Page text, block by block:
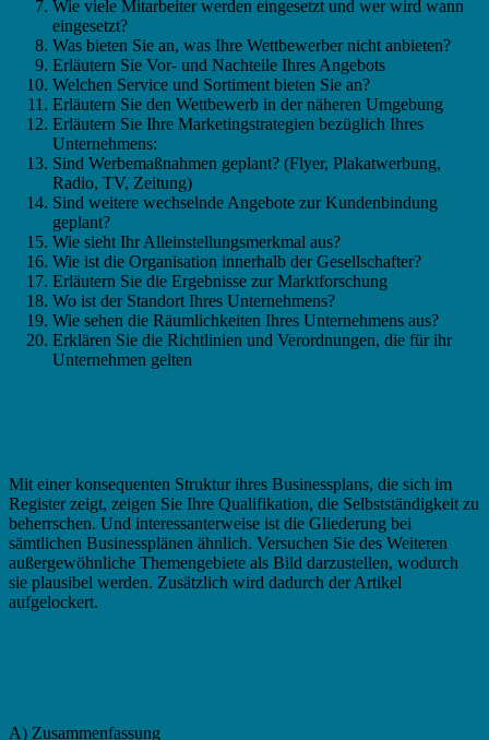
Wie viele Mitarbeiter werden eingesetzt und wer wird wann
eingesetzt?
Was bieten Sie an, was Ihre Wettbewerber nicht anbieten?
Erläutern Sie Vor- und Nachteile Ihres Angebots
Welchen Service und Sortiment bieten Sie an?
Erläutern Sie den Wettbewerb in der näheren Umgebung
Erläutern Sie Ihre Marketingstrategien bezüglich Ihres
Unternehmens:
Sind Werbemaßnahmen geplant? (Flyer, Plakatwerbung,
Radio, TV, Zeitung)
Sind weitere wechselnde Angebote zur Kundenbindung
geplant?
Wie sieht Ihr Alleinstellungsmerkmal aus?
Wie ist die Organisation innerhalb der Gesellschafter?
Erläutern Sie die Ergebnisse zur Marktforschung
Wo ist der Standort Ihres Unternehmens?
Wie sehen die Räumlichkeiten Ihres Unternehmens aus?
Erklären Sie die Richtlinien und Verordnungen, die für ihr
Unternehmen gelten
Mit einer konsequenten Struktur ihres Businessplans, die sich im
Register zeigt, zeigen Sie Ihre Qualifikation, die Selbstständigkeit zu
beherrschen. Und interessanterweise ist die Gliederung bei
sämtlichen Businessplänen ähnlich. Versuchen Sie des Weiteren
außergewöhnliche Themengebiete als Bild darzustellen, wodurch
sie plausibel werden. Zusätzlich wird dadurch der Artikel
aufgelockert.
A) Zusammenfassung